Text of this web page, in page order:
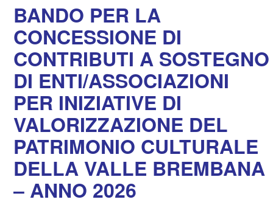
BANDO PER LA
CONCESSIONE DI
CONTRIBUTI A SOSTEGNO
DI ENTI/ASSOCIAZIONI
PER INIZIATIVE DI
VALORIZZAZIONE DEL
PATRIMONIO CULTURALE
DELLA VALLE BREMBANA
– ANNO 2026